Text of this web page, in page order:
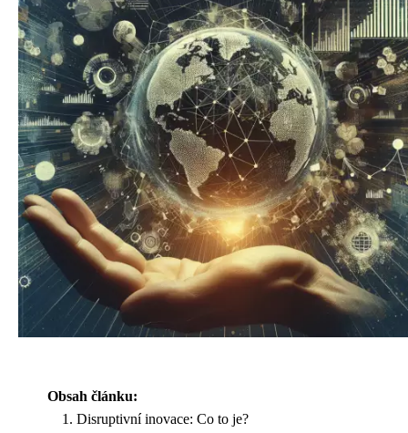
Obsah článku:
Disruptivní inovace: Co to je?